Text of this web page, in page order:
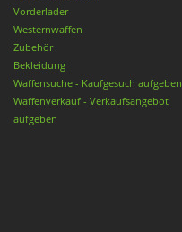
Vorderlader
Westernwaffen
Zubehör
Bekleidung
Waffensuche - Kaufgesuch aufgeben
Waffenverkauf - Verkaufsangebot
aufgeben